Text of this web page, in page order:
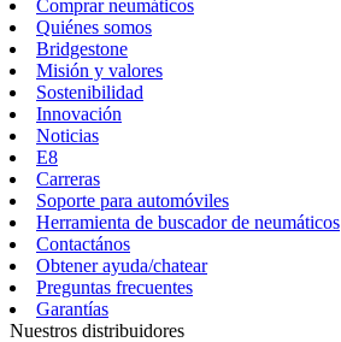
Comprar neumáticos
Quiénes somos
Bridgestone
Misión y valores
Sostenibilidad
Innovación
Noticias
E8
Carreras
Soporte para automóviles
Herramienta de buscador de neumáticos
Contactános
Obtener ayuda/chatear
Preguntas frecuentes
Garantías
Nuestros distribuidores